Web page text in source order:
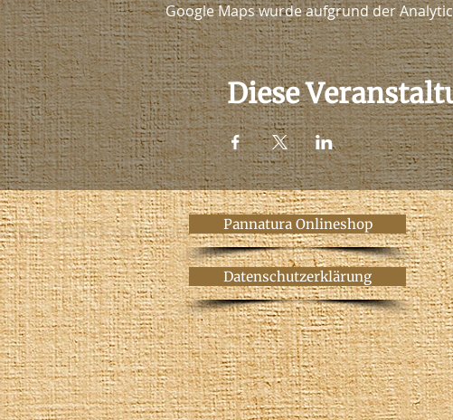
Google Maps wurde aufgrund der
Diese
Pannatura Onlineshop
Datenschutzerklärung